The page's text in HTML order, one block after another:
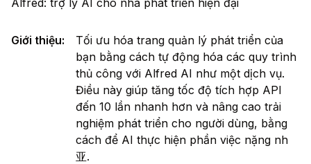
Alfred: trợ lý AI cho nhà phát triển hiện đại
Giới thiệu:
Tối ưu hóa trang quản lý phát triển của
bạn bằng cách tự động hóa các quy trình
thủ công với Alfred AI như một dịch vụ.
Điều này giúp tăng tốc độ tích hợp API
đến 10 lần nhanh hơn và nâng cao trải
nghiệm phát triển cho người dùng, bằng
cách để AI thực hiện phần việc nặng nh
亚.